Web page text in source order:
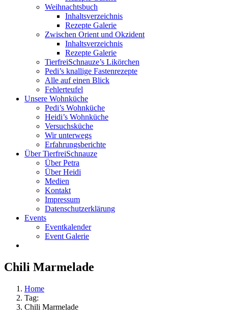
Weihnachtsbuch
Inhaltsverzeichnis
Rezepte Galerie
Zwischen Orient und Okzident
Inhaltsverzeichnis
Rezepte Galerie
TierfreiSchnauze’s Likörchen
Pedi’s knallige Fastenrezepte
Alle auf einen Blick
Fehlerteufel
Unsere Wohnküche
Pedi’s Wohnküche
Heidi’s Wohnküche
Versuchsküche
Wir unterwegs
Erfahrungsberichte
Über TierfreiSchnauze
Über Petra
Über Heidi
Medien
Kontakt
Impressum
Datenschutzerklärung
Events
Eventkalender
Event Galerie
Chili Marmelade
Home
Tag:
Chili Marmelade